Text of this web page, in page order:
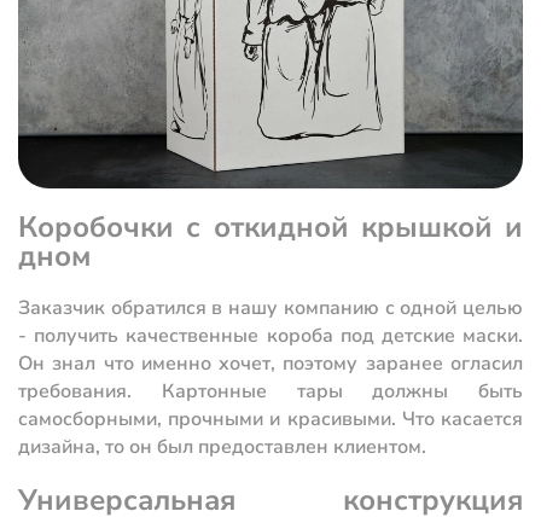
Коробочки с откидной крышкой и
дном
Заказчик обратился в нашу компанию с одной целью
- получить качественные короба под детские маски.
Он знал что именно хочет, поэтому заранее огласил
требования. Картонные тары должны быть
самосборными, прочными и красивыми. Что касается
дизайна, то он был предоставлен клиентом.
Универсальная конструкция